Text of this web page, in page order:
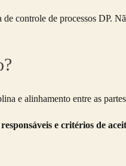
controle de processos DP.
e alinhamento entre as
e critérios de